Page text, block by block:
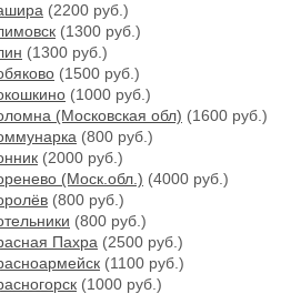
(2200 руб.)
(1300 руб.)
(1300 руб.)
(1500 руб.)
(1000 руб.)
(Московская обл) (1600 руб.)
(800 руб.)
(2000 руб.)
(Моск.обл.) (4000 руб.)
(800 руб.)
(800 руб.)
Пахра (2500 руб.)
(1100 руб.)
(1000 руб.)